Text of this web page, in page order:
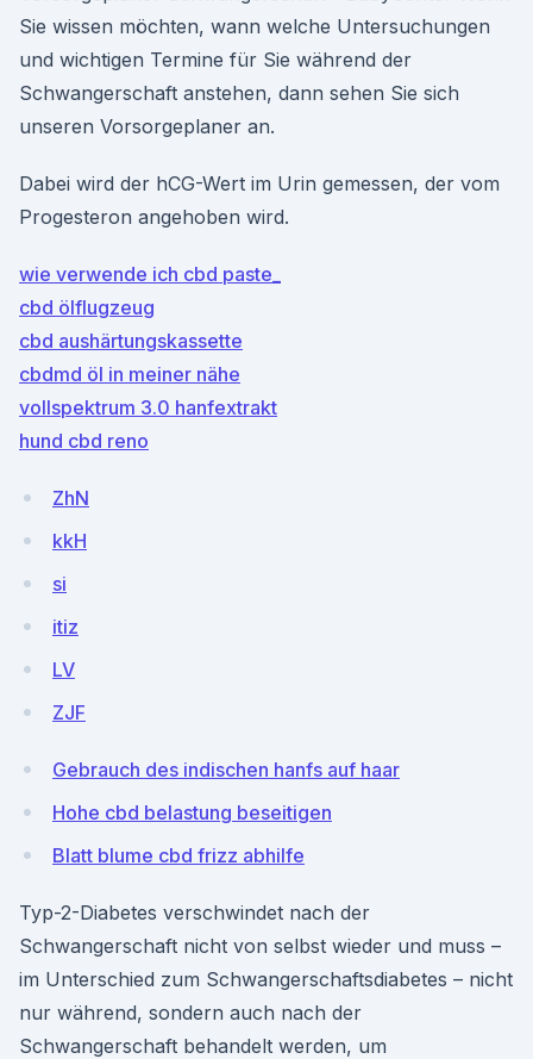
Sie wissen möchten, wann welche Untersuchungen
und wichtigen Termine für Sie während der
Schwangerschaft anstehen, dann sehen Sie sich
unseren Vorsorgeplaner an.
Dabei wird der hCG-Wert im Urin gemessen, der vom
Progesteron angehoben wird.
wie verwende ich cbd paste_
cbd ölflugzeug
cbd aushärtungskassette
cbdmd öl in meiner nähe
vollspektrum 3.0 hanfextrakt
hund cbd reno
ZhN
kkH
si
itiz
LV
ZJF
Gebrauch des indischen hanfs auf haar
Hohe cbd belastung beseitigen
Blatt blume cbd frizz abhilfe
Typ-2-Diabetes verschwindet nach der
Schwangerschaft nicht von selbst wieder und muss –
im Unterschied zum Schwangerschaftsdiabetes – nicht
nur während, sondern auch nach der
Schwangerschaft behandelt werden, um